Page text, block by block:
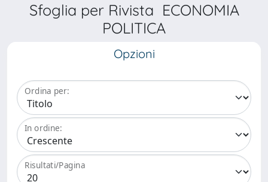
Sfoglia per Rivista ECONOMIA
POLITICA
Opzioni
Ordina per:
In ordine:
Risultati/Pagina